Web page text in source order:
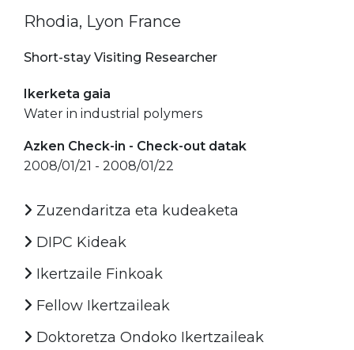
Rhodia, Lyon France
Short-stay Visiting Researcher
Ikerketa gaia
Water in industrial polymers
Azken Check-in - Check-out datak
2008/01/21 - 2008/01/22
Zuzendaritza eta kudeaketa
DIPC Kideak
Ikertzaile Finkoak
Fellow Ikertzaileak
Doktoretza Ondoko Ikertzaileak